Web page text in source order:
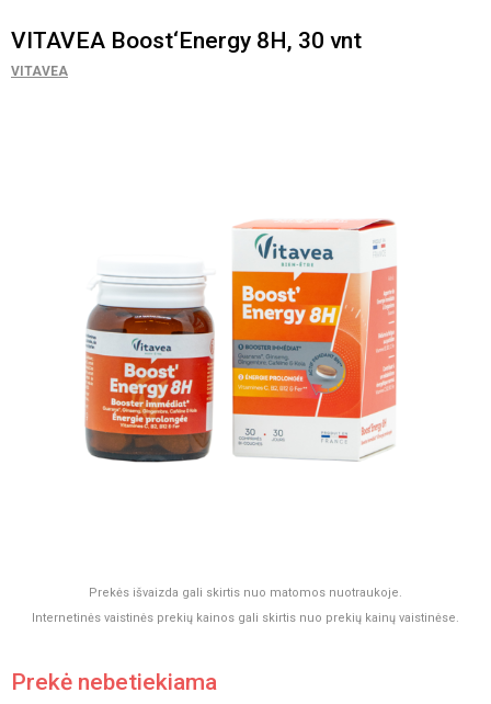
VITAVEA Boost‘Energy 8H, 30 vnt
VITAVEA
Prekės išvaizda gali skirtis nuo matomos nuotraukoje.
Internetinės vaistinės prekių kainos gali skirtis nuo prekių kainų vaistinėse.
Prekė nebetiekiama